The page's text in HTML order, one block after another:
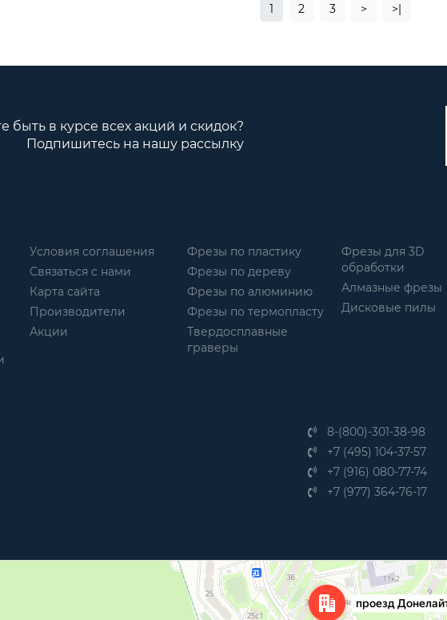
1 2 3 > >|
быть в курсе всех акций и скидок?
Подпишитесь на нашу рассылку
Условия соглашения
Связаться с нами
Карта сайта
Производители
Акции
Фрезы по пластику
Фрезы по дереву
Фрезы по алюминию
Фрезы по термопласту
Твердосплавные
граверы
Фрезы для 3D
обработки
Алмазные фрезы
Дисковые пилы
8-(800)-301-38-98
+7 (495) 104-37-57
+7 (916) 080-77-74
+7 (977) 364-76-17